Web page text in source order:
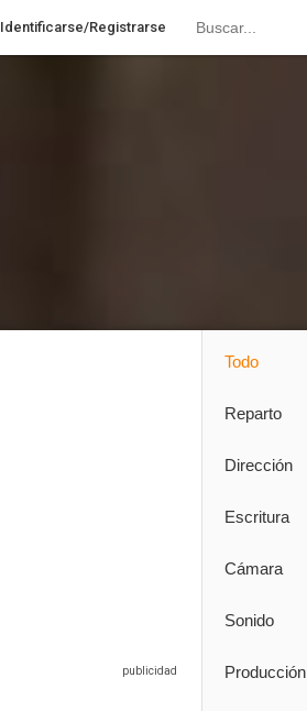
Identificarse/Registrarse
Todo
Reparto
Dirección
Escritura
Cámara
Sonido
Producción